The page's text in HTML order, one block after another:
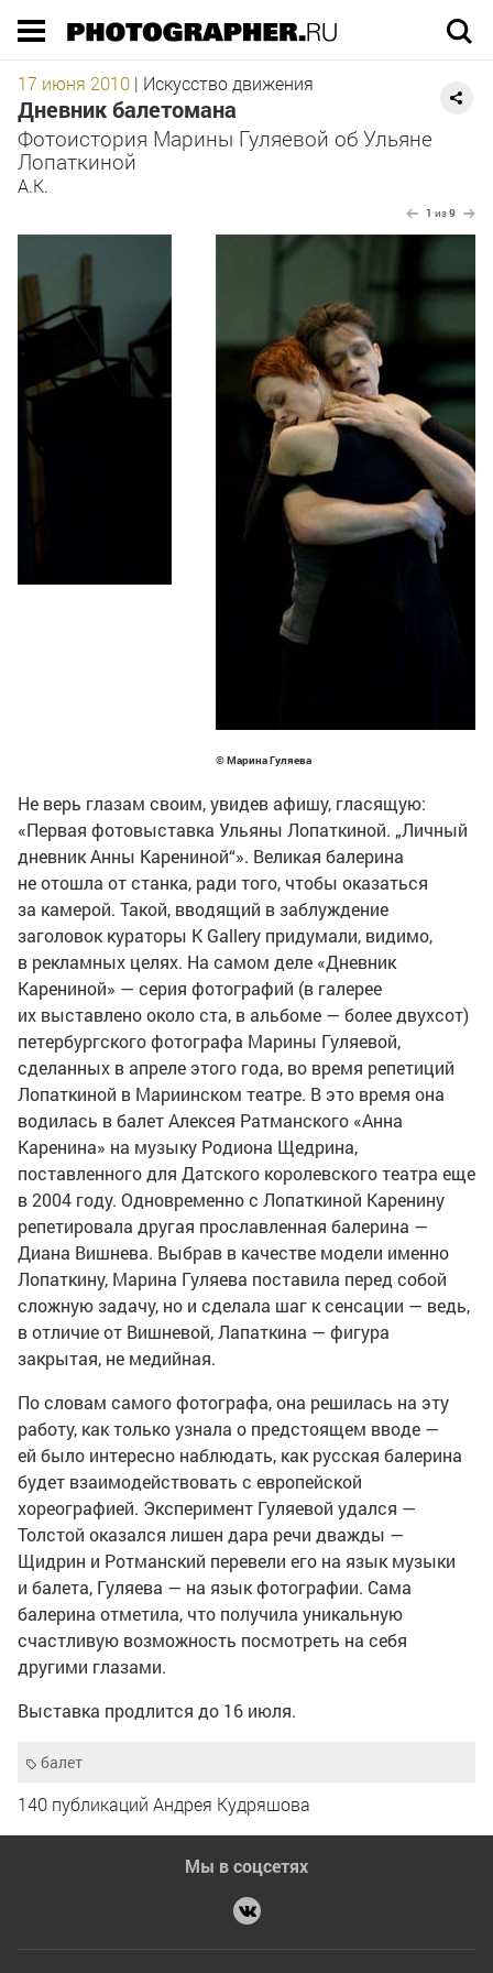
17 июня 2010 | Искусство движения
Дневник балетомана
Фотоистория Марины Гуляевой об Ульяне
Лопаткиной
А.К.
© Марина Гуляева
1 из9
Не верь глазам своим, увидев афишу, гласящую:
«Первая фотовыставка Ульяны Лопаткиной. „Личный
дневник Анны Карениной“». Великая балерина
не отошла от станка, ради того, чтобы оказаться
за камерой. Такой, вводящий в заблуждение
заголовок кураторы K Gallery придумали, видимо,
в рекламных целях. На самом деле «Дневник
Карениной» — серия фотографий (в галерее
их выставлено около ста, в альбоме — более двухсот)
петербургского фотографа Марины Гуляевой,
сделанных в апреле этого года, во время репетиций
Лопаткиной в Мариинском театре. В это время она
водилась в балет Алексея Ратманского «Анна
Каренина» на музыку Родиона Щедрина,
поставленного для Датского королевского театра еще
в 2004 году. Одновременно с Лопаткиной Каренину
репетировала другая прославленная балерина —
Диана Вишнева. Выбрав в качестве модели именно
Лопаткину, Марина Гуляева поставила перед собой
сложную задачу, но и сделала шаг к сенсации — ведь,
в отличие от Вишневой, Лапаткина — фигура
закрытая, не медийная.
По словам самого фотографа, она решилась на эту
работу, как только узнала о предстоящем вводе —
ей было интересно наблюдать, как русская балерина
будет взаимодействовать с европейской
хореографией. Эксперимент Гуляевой удался —
Толстой оказался лишен дара речи дважды —
Щидрин и Ротманский перевели его на язык музыки
и балета, Гуляева — на язык фотографии. Сама
балерина отметила, что получила уникальную
счастливую возможность посмотреть на себя
другими глазами.
Выставка продлится до 16 июля.
балет
140 публикаций Андрея Кудряшова
Мы в соцсетях